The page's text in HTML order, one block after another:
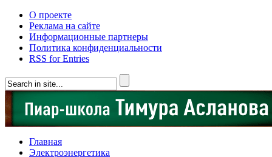
О проекте
Реклама на сайте
Информационные партнеры
Политика конфиденциальности
RSS for Entries
Главная
Электроэнергетика